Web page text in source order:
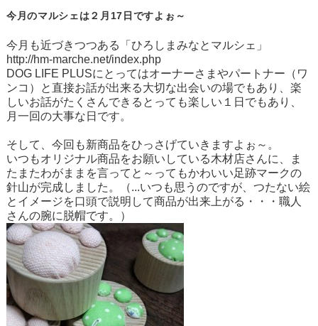
今月のマルシェは２月17日ですよぉ～
今月も近づきつつある
「ひろしまみなとマルシェ」
http://hm-marche.net/index.php
DOG LIFE PLUSにとってはオーナーさまやパートナー（ワ
ンコ）と直接お話が出来る大切な出会いの場でもあり、楽
しいお話がたくさんできるとっても楽しい１日でもあり、
月一回の大事な日です。
そして、今回も新商品をひっさげていきますよぉ～。
いつもオリジナル商品をお願いしている木材店さんに、ま
たまたわがままを言ってと～ってもかわいい足跡マークの
針山が完成しました。（...いつも思うのですが、つたない絵
とイメージを口頭で説明して商品が出来上がる・・・職人
さんの腕に脱帽です。）